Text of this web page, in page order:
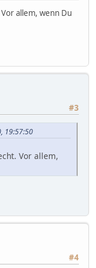
allem, wenn Du
#3
19:57:50
Vor allem,
#4